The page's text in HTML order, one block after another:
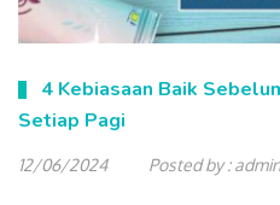
4 Kebiasaan Baik
Setiap Pagi
12/06/2024 Posted by :